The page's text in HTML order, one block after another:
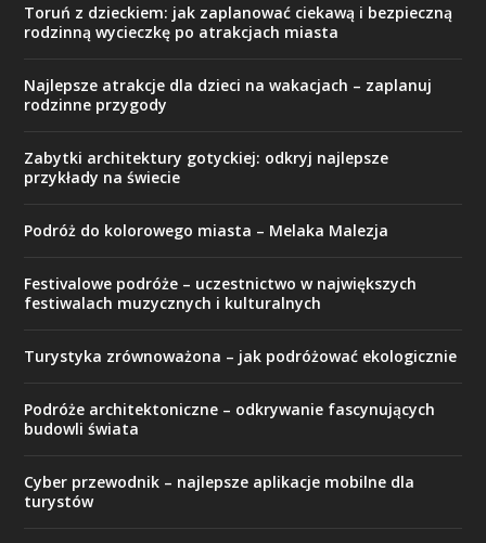
Toruń z dzieckiem: jak zaplanować ciekawą i bezpieczną
rodzinną wycieczkę po atrakcjach miasta
Najlepsze atrakcje dla dzieci na wakacjach – zaplanuj
rodzinne przygody
Zabytki architektury gotyckiej: odkryj najlepsze
przykłady na świecie
Podróż do kolorowego miasta – Melaka Malezja
Festivalowe podróże – uczestnictwo w największych
festiwalach muzycznych i kulturalnych
Turystyka zrównoważona – jak podróżować ekologicznie
Podróże architektoniczne – odkrywanie fascynujących
budowli świata
Cyber przewodnik – najlepsze aplikacje mobilne dla
turystów